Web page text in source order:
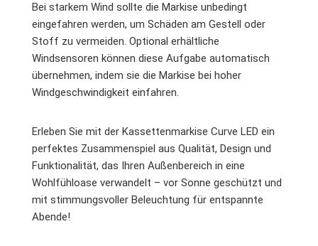
Bei starkem Wind sollte die Markise unbedingt
eingefahren werden, um Schäden am Gestell oder
Stoff zu vermeiden. Optional erhältliche
Windsensoren können diese Aufgabe automatisch
übernehmen, indem sie die Markise bei hoher
Windgeschwindigkeit einfahren.
Erleben Sie mit der Kassettenmarkise Curve LED ein
perfektes Zusammenspiel aus Qualität, Design und
Funktionalität, das Ihren Außenbereich in eine
Wohlfühloase verwandelt – vor Sonne geschützt und
mit stimmungsvoller Beleuchtung für entspannte
Abende!